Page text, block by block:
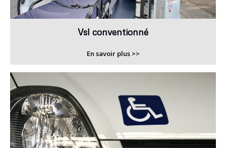
Vsl conventionné
En savoir plus >>